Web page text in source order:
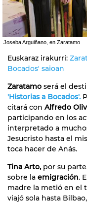
Joseba Arguiñano, en Zaratamo
Euskaraz irakurri:
Bocados' saioan
Zaratamo será el
'Historias a Bocados'.
citará con Alfredo
participando en los
interpretado a
Jesucristo hasta el
toca hacer de Anás.
Tina Arto, por su
sobre la emigración.
madre la metió en el
viajó sola hasta